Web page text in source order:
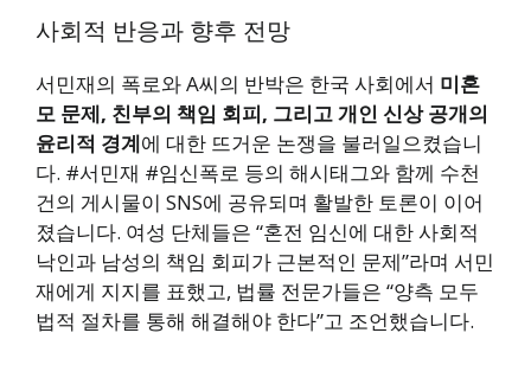
사회적 반응과 향후 전망
서민재의 폭로와 A씨의 반박은 한국 사회에서 미혼
모 문제, 친부의 책임 회피, 그리고 개인 신상 공개의
윤리적 경계에 대한 뜨거운 논쟁을 불러일으켰습니
다. #서민재 #임신폭로 등의 해시태그와 함께 수천
건의 게시물이 SNS에 공유되며 활발한 토론이 이어
졌습니다. 여성 단체들은 “혼전 임신에 대한 사회적
낙인과 남성의 책임 회피가 근본적인 문제”라며 서민
재에게 지지를 표했고, 법률 전문가들은 “양측 모두
법적 절차를 통해 해결해야 한다”고 조언했습니다.